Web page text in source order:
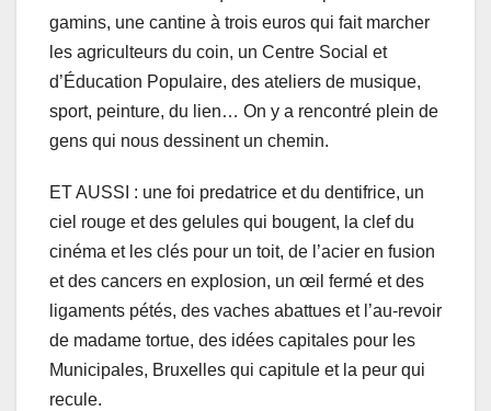
gamins, une cantine à trois euros qui fait marcher
les agriculteurs du coin, un Centre Social et
d’Éducation Populaire, des ateliers de musique,
sport, peinture, du lien… On y a rencontré plein de
gens qui nous dessinent un chemin.
ET AUSSI : une foi predatrice et du dentifrice, un
ciel rouge et des gelules qui bougent, la clef du
cinéma et les clés pour un toit, de l’acier en fusion
et des cancers en explosion, un œil fermé et des
ligaments pétés, des vaches abattues et l’au-revoir
de madame tortue, des idées capitales pour les
Municipales, Bruxelles qui capitule et la peur qui
recule.